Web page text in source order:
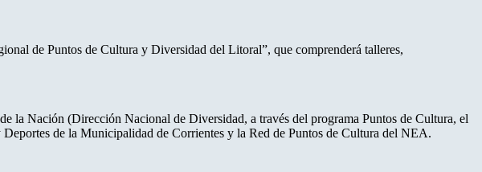
de Puntos de Cultura y Diversidad del Litoral”, que comprenderá talleres,
la Nación (Dirección Nacional de Diversidad, a través del programa Puntos de Cultura, el
de la Municipalidad de Corrientes y la Red de Puntos de Cultura del NEA.